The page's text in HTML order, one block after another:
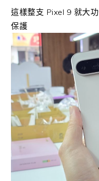
這樣整支 Pixel 9 就大
保護